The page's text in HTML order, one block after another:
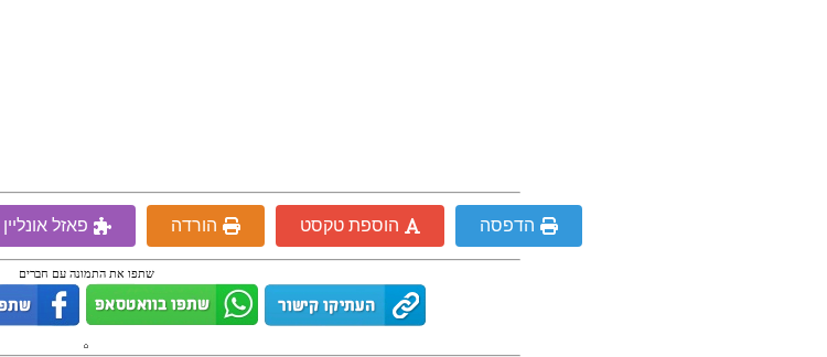
הדפסה הוספת טקסט הורדה פאזל אונליין
שתפו את התמונה עם חברים